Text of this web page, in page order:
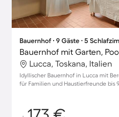
Bauernhof ∙ 9 Gäste ∙ 5
Lucca, Toskana, Italien
Idyllischer Bauernhof in Lucca mit
für Familien und Haustierfreunde bis